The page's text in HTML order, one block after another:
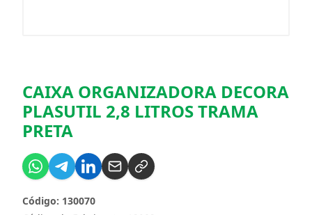
CAIXA ORGANIZADORA DECORA
PLASUTIL 2,8 LITROS TRAMA
PRETA
Código: 130070